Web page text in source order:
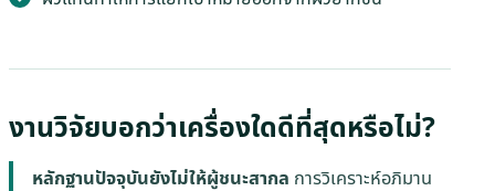
งานวิจัยบอกว่าเครื่องใดดีที่สุดหรือไม่?
หลักฐานปัจจุบันยังไม่ให้ผู้ชนะสากล การวิเคราะห์อภิมาน